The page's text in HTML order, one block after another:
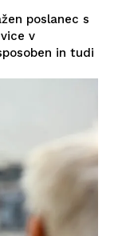
poslanec s
v
in tudi